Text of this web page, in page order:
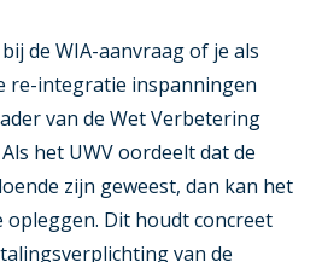
de WIA-aanvraag of je als
re-integratie inspanningen
van de Wet Verbetering
het UWV oordeelt dat de
zijn geweest, dan kan het
opleggen. Dit houdt concreet
van de